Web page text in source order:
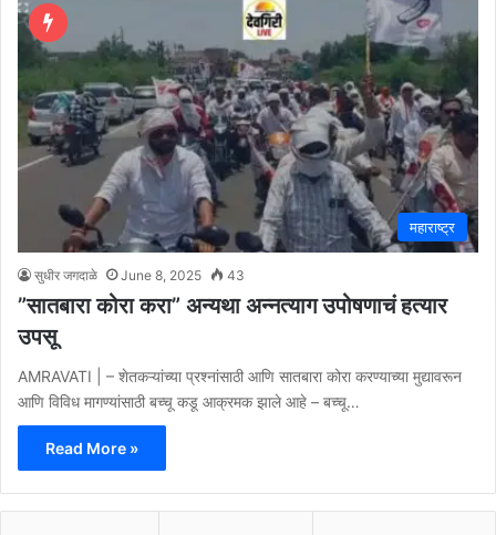
महाराष्ट्र
सुधीर जगदाळे June 8, 2025 43
”सातबारा कोरा करा” अन्यथा अन्नत्याग उपोषणाचं हत्यार
उपसू
AMRAVATI | – शेतकऱ्यांच्या प्रश्नांसाठी आणि सातबारा कोरा करण्याच्या मुद्यावरून
आणि विविध मागण्यांसाठी बच्चू कडू आक्रमक झाले आहे – बच्चू…
Read More »